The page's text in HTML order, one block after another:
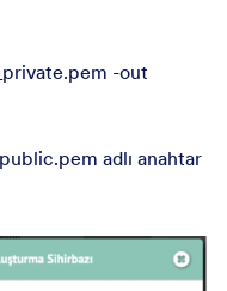
-out
adlı anahtar